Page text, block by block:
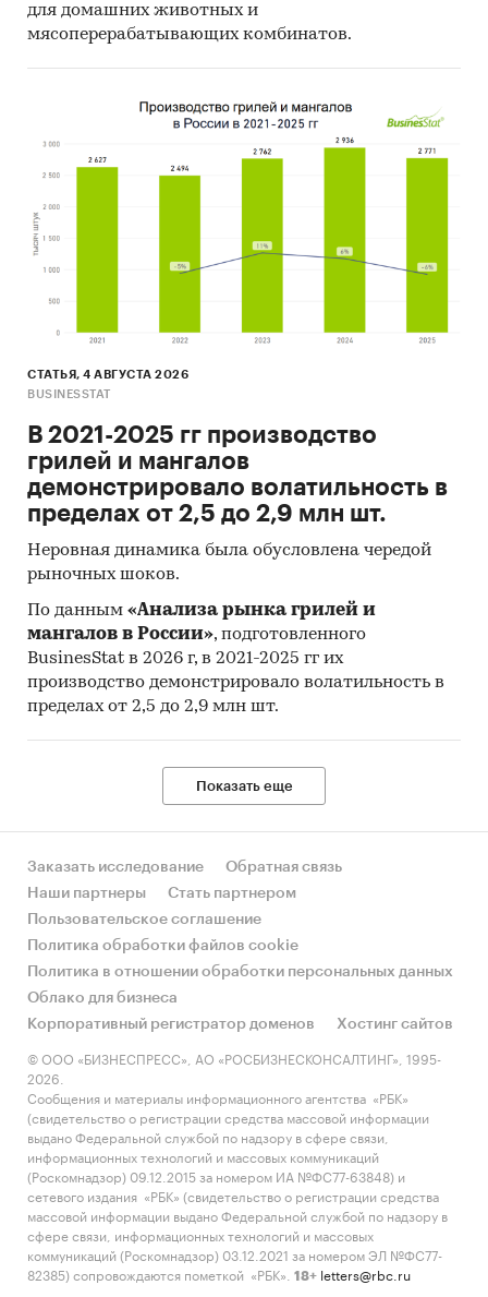
мира
Автомобильные сиденья
для домашних животных и
мясоперерабатывающих комбинатов.
СТАТЬЯ, 4 АВГУСТА 2026
BUSINESSTAT
В 2021-2025 гг производство
грилей и мангалов
демонстрировало волатильность в
пределах от 2,5 до 2,9 млн шт.
Неровная динамика была обусловлена чередой
рыночных шоков.
По данным «Анализа рынка грилей и
мангалов в России», подготовленного
BusinesStat в 2026 г, в 2021-2025 гг их
производство демонстрировало волатильность в
пределах от 2,5 до 2,9 млн шт.
Показать еще
Заказать исследование
Обратная связь
Наши партнеры
Стать партнером
Пользовательское соглашение
Политика обработки файлов cookie
Политика в отношении обработки персональных данных
Облако для бизнеса
Корпоративный регистратор доменов
Хостинг сайтов
© ООО «БИЗНЕСПРЕСС», АО «РОСБИЗНЕСКОНСАЛТИНГ», 1995-
2026.
Сообщения и материалы информационного агентства «РБК»
(свидетельство о регистрации средства массовой информации
выдано Федеральной службой по надзору в сфере связи,
информационных технологий и массовых коммуникаций
(Роскомнадзор) 09.12.2015 за номером ИА №ФС77-63848) и
сетевого издания «РБК» (свидетельство о регистрации средства
массовой информации выдано Федеральной службой по надзору в
сфере связи, информационных технологий и массовых
коммуникаций (Роскомнадзор) 03.12.2021 за номером ЭЛ №ФС77-
82385) сопровождаются пометкой «РБК».
18+ letters@rbc.ru